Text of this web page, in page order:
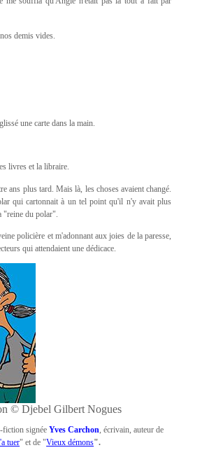
demis vides.
une carte dans la main.
livres et la libraire.
ans plus tard. Mais là, les choses avaient changé.
qui cartonnait à un tel point qu'il n'y avait plus
"reine du polar".
policière et m'adonnant aux joies de la paresse,
qui attendaient une dédicace.
© Djebel Gilbert Nogues
fiction signée Yves Carchon, écrivain, auteur de
tuer" et de "Vieux démons".